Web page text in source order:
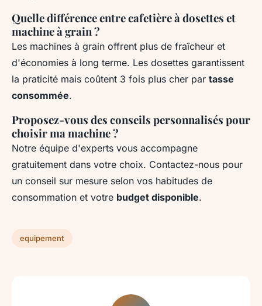
Quelle différence entre cafetière à dosettes et
machine à grain ?
Les machines à grain offrent plus de fraîcheur et
d'économies à long terme. Les dosettes garantissent
la praticité mais coûtent 3 fois plus cher par tasse
consommée.
Proposez-vous des conseils personnalisés pour
choisir ma machine ?
Notre équipe d'experts vous accompagne
gratuitement dans votre choix. Contactez-nous pour
un conseil sur mesure selon vos habitudes de
consommation et votre budget disponible.
equipement